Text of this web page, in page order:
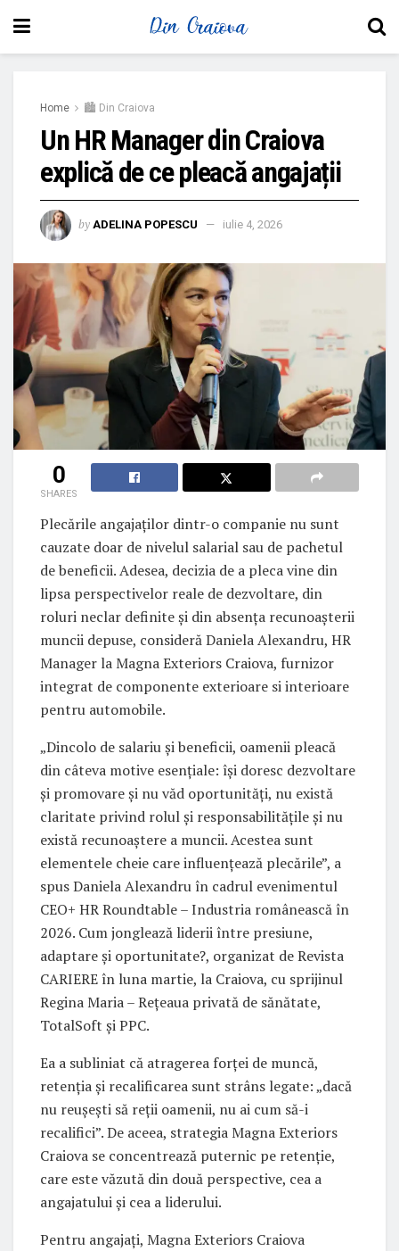
Home 🏙 Din Craiova
Un HR Manager din Craiova
explică de ce pleacă angajații
by ADELINA POPESCU iulie 4, 2026
0
SHARES
Plecările angajaților dintr-o companie nu sunt
cauzate doar de nivelul salarial sau de pachetul
de beneficii. Adesea, decizia de a pleca vine din
lipsa perspectivelor reale de dezvoltare, din
roluri neclar definite și din absența recunoașterii
muncii depuse, consideră Daniela Alexandru, HR
Manager la Magna Exteriors Craiova, furnizor
integrat de componente exterioare si interioare
pentru automobile.
„Dincolo de salariu și beneficii, oamenii pleacă
din câteva motive esențiale: își doresc dezvoltare
și promovare și nu văd oportunități, nu există
claritate privind rolul și responsabilitățile și nu
există recunoaștere a muncii. Acestea sunt
elementele cheie care influențează plecările”, a
spus Daniela Alexandru în cadrul evenimentul
CEO+ HR Roundtable – Industria românească în
2026. Cum jonglează liderii între presiune,
adaptare și oportunitate?, organizat de Revista
CARIERE în luna martie, la Craiova, cu sprijinul
Regina Maria – Rețeaua privată de sănătate,
TotalSoft și PPC.
Ea a subliniat că atragerea forței de muncă,
retenția și recalificarea sunt strâns legate: „dacă
nu reușești să reții oamenii, nu ai cum să-i
recalifici”. De aceea, strategia Magna Exteriors
Craiova se concentrează puternic pe retenție,
care este văzută din două perspective, cea a
angajatului și cea a liderului.
Pentru angajați, Magna Exteriors Craiova